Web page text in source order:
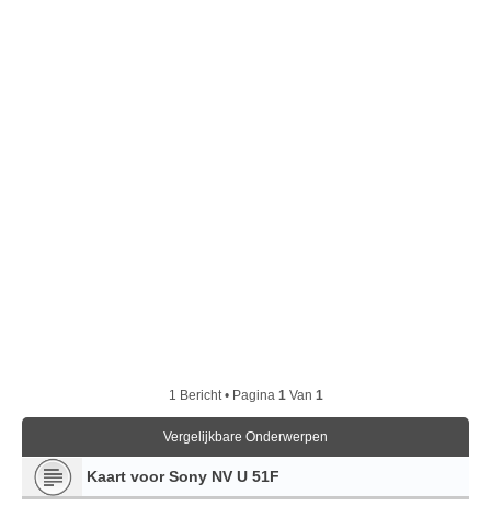
1 Bericht • Pagina 1 Van 1
Vergelijkbare Onderwerpen
Kaart voor Sony NV U 51F